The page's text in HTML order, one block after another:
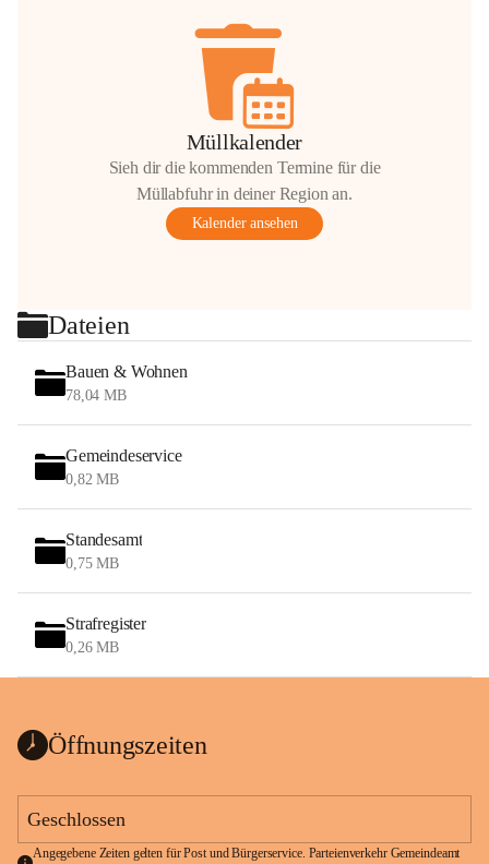
Müllkalender
Sieh dir die kommenden Termine für die
Müllabfuhr in deiner Region an.
Kalender ansehen
Dateien
Bauen & Wohnen
78,04 MB
Gemeindeservice
0,82 MB
Standesamt
0,75 MB
Strafregister
0,26 MB
Öffnungszeiten
Geschlossen
Angegebene Zeiten gelten für Post und Bürgerservice. Parteienverkehr Gemeindeamt